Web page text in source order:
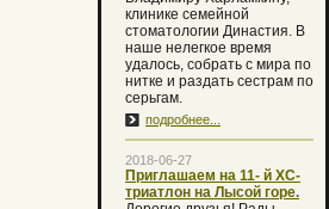
клинике семейной
стоматологии Династия. В
наше нелегкое время
удалось, собрать с мира по
нитке и раздать сестрам по
серьгам.
подробнее...
2018-06-27
Приглашаем на 11- й XC-
триатлон на Лысой горе.